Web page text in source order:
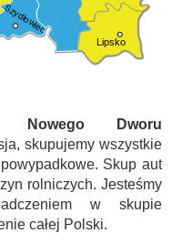
Lipsko
Szydłowiec
Nowego Dworu
skupujemy wszystkie
Skup aut
rolniczych. Jesteśmy
w skupie
całej Polski.